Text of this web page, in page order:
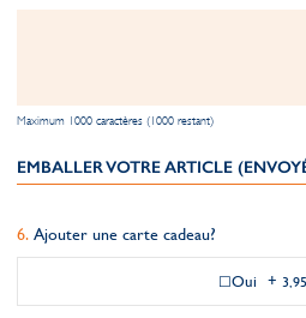
Maximum 1000 caractères (1000 restant)
EMBALLER VOTRE ARTICLE
Ajouter une carte cadeau?
Oui +